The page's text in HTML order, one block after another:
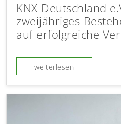
KNX Deutschland
zweijähriges
auf erfolgreiche
weiterlesen